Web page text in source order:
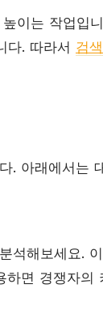
이는 작업입
다. 따라서 검
. 아래에서는
석해보세요.
면 경쟁자의